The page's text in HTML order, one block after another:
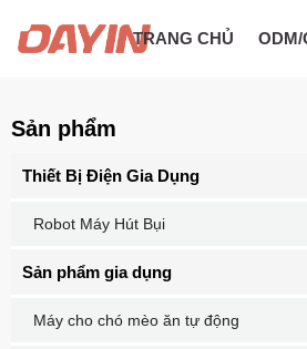
TRANG CHỦ ODM/
Sản phẩm
Thiết Bị Điện Gia Dụng
Robot Máy Hút Bụi
Sản phẩm gia dụng
Máy cho chó mèo ăn tự động